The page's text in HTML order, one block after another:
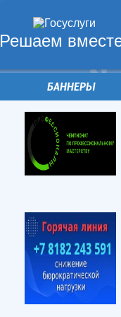
Решаем
БАННЕРЫ